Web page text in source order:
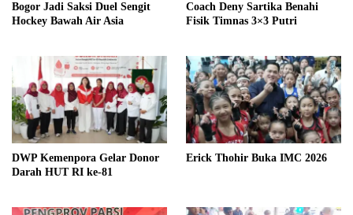
Bogor Jadi Saksi Duel Sengit
Hockey Bawah Air Asia
Coach Deny Sartika Benahi
Fisik Timnas 3×3 Putri
DWP Kemenpora Gelar Donor
Darah HUT RI ke-81
Erick Thohir Buka IMC 2026